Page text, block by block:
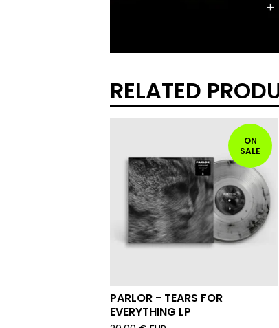
RELATED
ON
SALE
PARLOR - TEARS FOR
EVERYTHING LP